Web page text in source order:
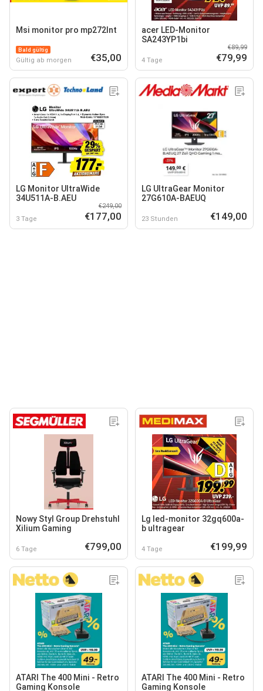
Msi monitor pro mp272lnt
Bald gültig
Gültig ab morgen €35,00
acer LED-Monitor
SA243YP1bi
4 Tage
€89,99
€79,99
LG Monitor UltraWide
34U511A-B.AEU
3 Tage
€249,00
€177,00
LG UltraGear Monitor
27G610A-BAEUQ
23 Stunden €149,00
Nowy Styl Group Drehstuhl
Xilium Gaming
6 Tage €799,00
Lg led-monitor 32gq600a-
b ultragear
4 Tage €199,99
ATARI The 400 Mini - Retro
Gaming Konsole
ATARI The 400 Mini - Retro
Gaming Konsole